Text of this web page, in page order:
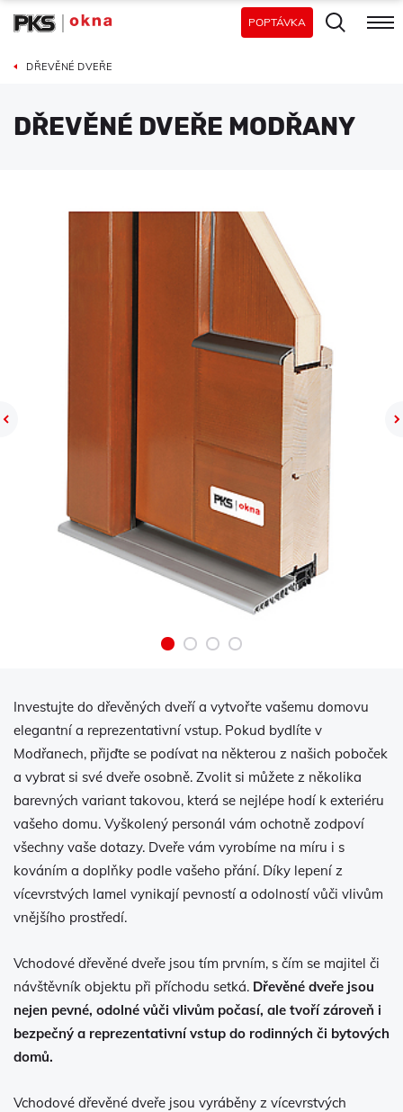
POPTÁVKA
DŘEVĚNÉ DVEŘE
DŘEVĚNÉ DVEŘE MODŘANY
Investujte do dřevěných dveří a vytvořte vašemu domovu
elegantní a reprezentativní vstup. Pokud bydlíte v
Modřanech, přijďte se podívat na některou z našich poboček
a vybrat si své dveře osobně. Zvolit si můžete z několika
barevných variant takovou, která se nejlépe hodí k exteriéru
vašeho domu. Vyškolený personál vám ochotně zodpoví
všechny vaše dotazy. Dveře vám vyrobíme na míru i s
kováním a doplňky podle vašeho přání. Díky lepení z
vícevrstvých lamel vynikají pevností a odolností vůči vlivům
vnějšího prostředí.
Vchodové dřevěné dveře jsou tím prvním, s čím se majitel či
návštěvník objektu při příchodu setká. Dřevěné dveře jsou
nejen pevné, odolné vůči vlivům počasí, ale tvoří zároveň i
bezpečný a reprezentativní vstup do rodinných či bytových
domů.
Vchodové dřevěné dveře jsou vyráběny z vícevrstvých